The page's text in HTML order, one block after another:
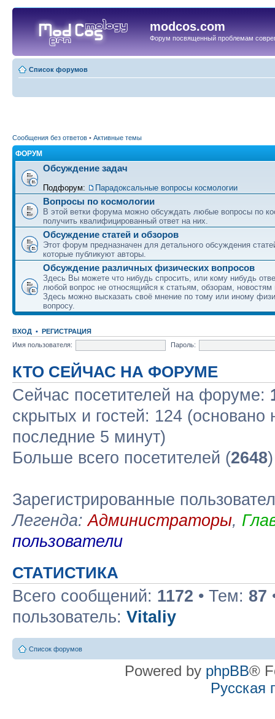
modcos.com
Форум посвященный проблемам
Список форумов
Сообщения без ответов • Активные темы
ФОРУМ
Обсуждение задач
Подфорум: Парадоксальные вопросы космологии
Вопросы по космологии
В этой ветки форума можно обсуждать любые вопросы по
получить квалифицированный ответ на них.
Обсуждение статей и обзоров
Этот форум предназначен для детального обсуждения
которые публикуют авторы.
Обсуждение различных физических вопросов
Здесь Вы можете что нибудь спросить, или кому нибудь
любой вопрос не относящийся к статьям, обзорам, новостям
Здесь можно высказать своё мнение по тому или иному
вопросу.
ВХОД • РЕГИСТРАЦИЯ
Имя пользователя:
Пароль:
КТО СЕЙЧАС НА ФОРУМЕ
Сейчас посетителей на форуме:
скрытых и гостей: 124 (основано
последние 5 минут)
Больше всего посетителей (2648
Зарегистрированные
Легенда:Администраторы,
пользователи
СТАТИСТИКА
Всего сообщений: 1172 • Тем: 87
пользователь: Vitaliy
Список форумов
Powered by phpBB®
Русская